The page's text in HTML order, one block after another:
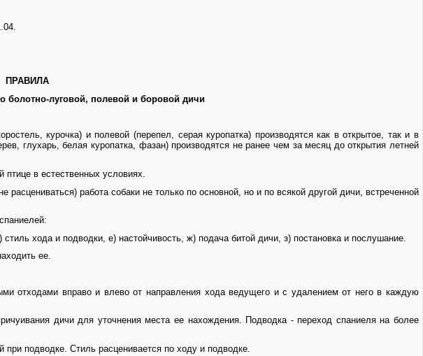
ПРАВИЛА
болотно-луговой, полевой и боровой дичи
курочка) и полевой (перепел, серая куропатка) производятся как в открытое, так и в
глухарь, белая куропатка, фазан) производятся не ранее чем за месяц до открытия летней
в естественных условиях.
работа собаки не только по основной, но и по всякой другой дичи, встреченной
хода и подводки, е) настойчивость, ж) подача битой дичи, з) постановка и послушание.
ее.
отходами вправо и влево от направления хода ведущего и с удалением от него в каждую
дичи для уточнения места ее нахождения. Подводка - переход спаниеля на более
при подводке. Стиль расценивается по ходу и подводке.